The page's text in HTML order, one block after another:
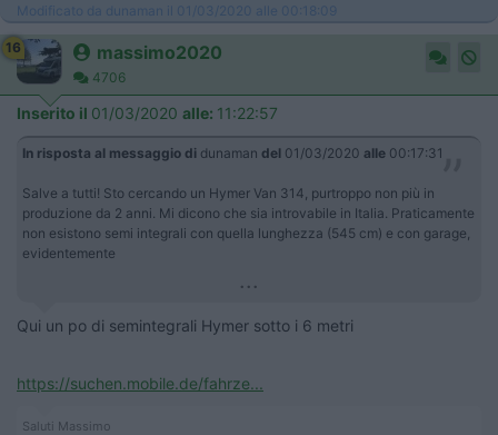
Modificato da dunaman il 01/03/2020 alle 00:18:09
16 massimo2020
4706
Inserito il 01/03/2020 alle: 11:22:57
In risposta al messaggio di dunaman del 01/03/2020 alle 00:17:31
Salve a tutti! Sto cercando un Hymer Van 314, purtroppo non più in
produzione da 2 anni. Mi dicono che sia introvabile in Italia. Praticamente
non esistono semi integrali con quella lunghezza (545 cm) e con garage,
evidentemente
...
Qui un po di semintegrali Hymer sotto i 6 metri
https://suchen.mobile.de/fahrze...
Saluti Massimo